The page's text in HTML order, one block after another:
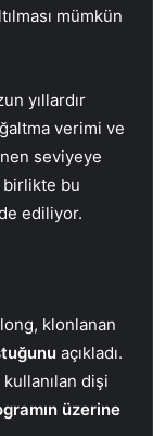
mümkün
yıllardır
verimi ve
seviyeye
birlikte bu
ediliyor.
klonlanan
açıkladı.
dişi
üzerine